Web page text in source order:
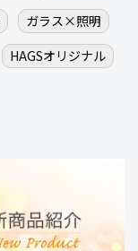
ガラス×照明
HAGSオリジナル